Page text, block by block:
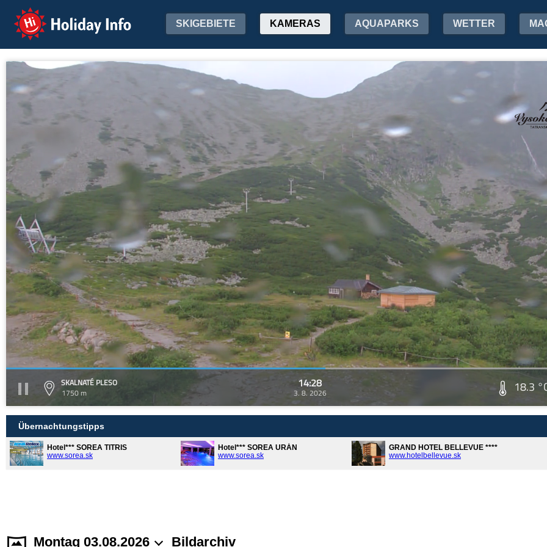
Holiday Info SKIGEBIETE KAMERAS AQUAPARKS WETTER
SKALNATÉ PLESO
1750 m
14:28
3. 8. 2026 18.3
Übernachtungstipps
Hotel*** SOREA TITRIS
www.sorea.sk
Hotel*** SOREA URÁN
www.sorea.sk
GRAND HOTEL BELLEVUE ****
www.hotelbellevue.sk
Montag 03.08.2026 Bildarchiv